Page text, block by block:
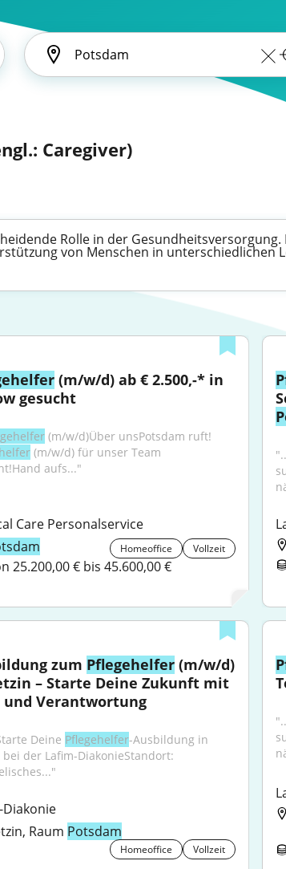
Caregiver)
Rolle in der
von Menschen in unterschiedlichen
(m/w/d) ab € 2.500,-* in
gesucht
(m/w/d) für unser Team
aufs..."
Care Personalservice
Homeoffice Vollzeit
25.200,00 € bis 45.600,00 €
zum Pflegehelfer (m/w/d)
– Starte Deine Zukunft mit
und Verantwortung
Deine Pflegehelfer-Ausbildung in
bei der Lafim-DiakonieStandort:
Diakonie
Raum Potsdam
Homeoffice Vollzeit